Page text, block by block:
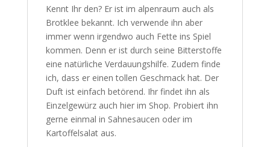
Kennt Ihr den? Er ist im alpenraum auch als
Brotklee bekannt. Ich verwende ihn aber
immer wenn irgendwo auch Fette ins Spiel
kommen. Denn er ist durch seine Bitterstoffe
eine natürliche Verdauungshilfe. Zudem finde
ich, dass er einen tollen Geschmack hat. Der
Duft ist einfach betörend. Ihr findet ihn als
Einzelgewürz auch hier im Shop. Probiert ihn
gerne einmal in Sahnesaucen oder im
Kartoffelsalat aus.